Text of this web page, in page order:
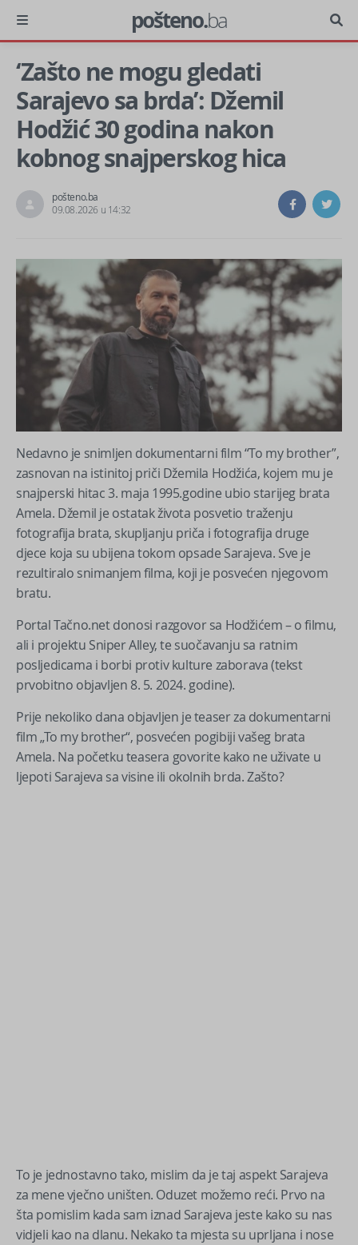
pošteno.ba
‘Zašto ne mogu gledati
Sarajevo sa brda’: Džemil
Hodžić 30 godina nakon
kobnog snajperskog hica
pošteno.ba
09.08.2026 u 14:32
Nedavno je snimljen dokumentarni film “To my brother”,
zasnovan na istinitoj priči Džemila Hodžića, kojem mu je
snajperski hitac 3. maja 1995.godine ubio starijeg brata
Amela. Džemil je ostatak života posvetio traženju
fotografija brata, skupljanju priča i fotografija druge
djece koja su ubijena tokom opsade Sarajeva. Sve je
rezultiralo snimanjem filma, koji je posvećen njegovom
bratu.
Portal Tačno.net donosi razgovor sa Hodžićem – o filmu,
ali i projektu Sniper Alley, te suočavanju sa ratnim
posljedicama i borbi protiv kulture zaborava (tekst
prvobitno objavljen 8. 5. 2024. godine).
Prije nekoliko dana objavljen je teaser za dokumentarni
film „To my brother“, posvećen pogibiji vašeg brata
Amela. Na početku teasera govorite kako ne uživate u
ljepoti Sarajeva sa visine ili okolnih brda. Zašto?
To je jednostavno tako, mislim da je taj aspekt Sarajeva
za mene vječno uništen. Oduzet možemo reći. Prvo na
šta pomislim kada sam iznad Sarajeva jeste kako su nas
vidjeli kao na dlanu. Nekako ta mjesta su uprljana i nose